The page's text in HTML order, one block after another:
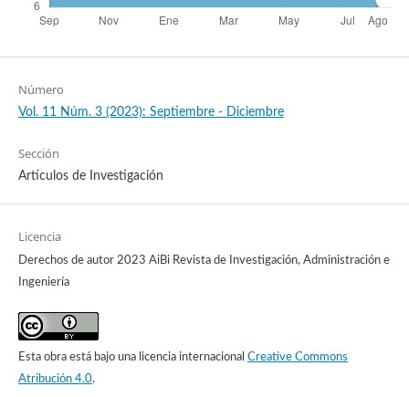
Número
Vol. 11 Núm. 3 (2023): Septiembre - Diciembre
Sección
Artículos de Investigación
Licencia
Derechos de autor 2023 AiBi Revista de Investigación, Administración e
Ingeniería
Esta obra está bajo una licencia internacional Creative Commons
Atribución 4.0.